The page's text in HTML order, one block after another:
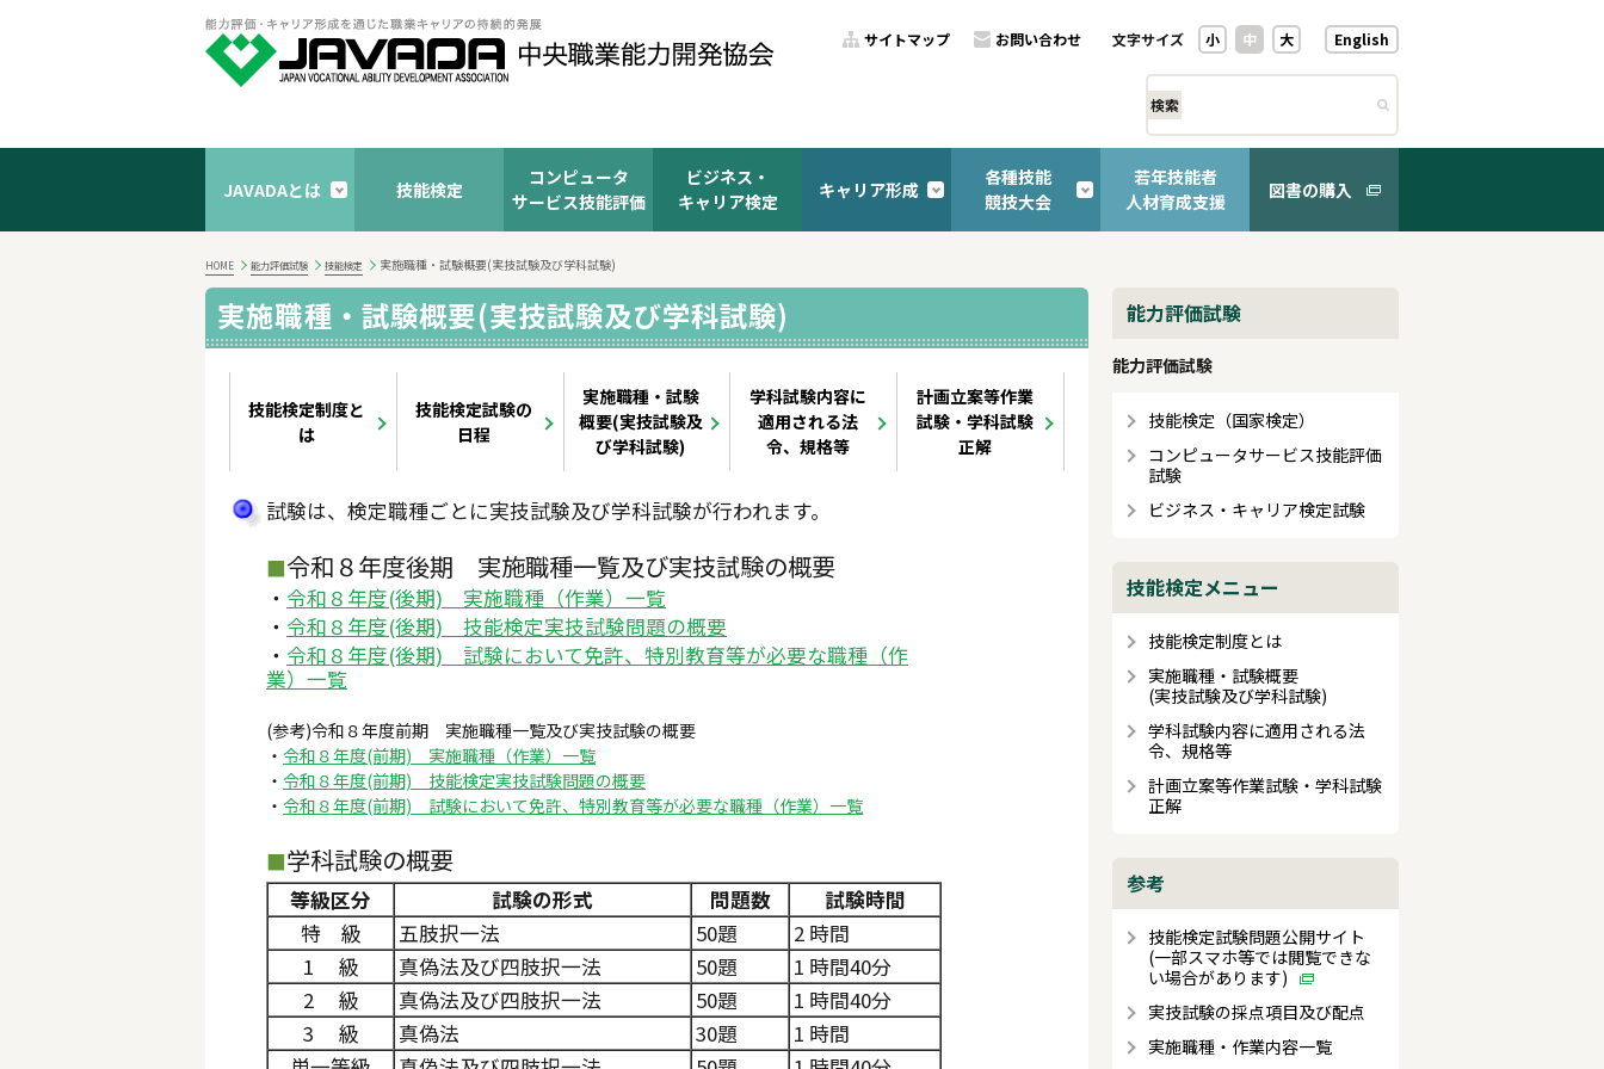
サイトマップ お問い合わせ 文字サイズ 小 中 大 English
検索
JAVADAとは 技能検定
コンピュータ
サービス技能評価
ビジネス・
キャリア検定
キャリア形成
各種技能
競技大会
若年技能者
人材育成支援
図書の購入
HOME 能力評価試験 技能検定 実施職種・試験概要(実技試験及び学科試験)
実施職種・試験概要(実技試験及び学科試験)
技能検定制度と
は
技能検定試験の
日程
実施職種・試験
概要(実技試験及
び学科試験)
学科試験内容に
適用される法
令、規格等
計画立案等作業
試験・学科試験
正解
試験は、検定職種ごとに実技試験及び学科試験が行われます。
■令和８年度後期 実施職種一覧及び実技試験の概要
・ 令和８年度(後期) 実施職種（作業）一覧
・ 令和８年度(後期) 技能検定実技試験問題の概要
・ 令和８年度(後期) 試験において免許、特別教育等が必要な職種（作
業）一覧
(参考)令和８年度前期 実施職種一覧及び実技試験の概要
・ 令和８年度(前期) 実施職種（作業）一覧
・ 令和８年度(前期) 技能検定実技試験問題の概要
・ 令和８年度(前期) 試験において免許、特別教育等が必要な職種（作業）一覧
■学科試験の概要
等級区分 試験の形式 問題数
試験時間
特 級
五肢択一法 50題
2 時間
1 級
真偽法及び四肢択一法 50題
1 時間40分
2 級
真偽法及び四肢択一法 50題
1 時間40分
3 級
真偽法 30題
1 時間
能力評価試験
能力評価試験
技能検定（国家検定）
コンピュータサービス技能評価
試験
ビジネス・キャリア検定試験
技能検定メニュー
技能検定制度とは
実施職種・試験概要
(実技試験及び学科試験)
学科試験内容に適用される法
令、規格等
計画立案等作業試験・学科試験
正解
参考
技能検定試験問題公開サイト
(一部スマホ等では閲覧できな
い場合があります)
実技試験の採点項目及び配点
実施職種・作業内容一覧